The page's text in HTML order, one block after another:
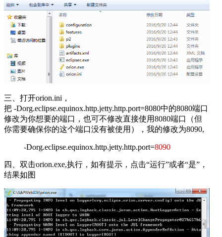
三、打开orion.ini，
把 -Dorg.eclipse.equinox.http.jetty.http.port=8080中的8080端口
修改为你想要的端口，也可不修改直接使用8080端口（但
你需要确保你的这个端口没有被使用），我的修改为8090,
-Dorg.eclipse.equinox.http.jetty.http.port=8090
四、双击orion.exe,执行，如有提示，点击“运行”或者“是”，
结果如图